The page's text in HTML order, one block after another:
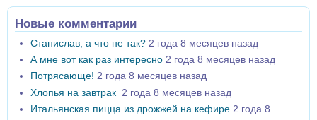
Новые комментарии
Станислав, а что не так? 2 года 8 месяцев назад
А мне вот как раз интересно 2 года 8 месяцев назад
Потрясающе! 2 года 8 месяцев назад
Хлопья на завтрак 2 года 8 месяцев назад
Итальянская пицца из дрожжей на кефире 2 года 8